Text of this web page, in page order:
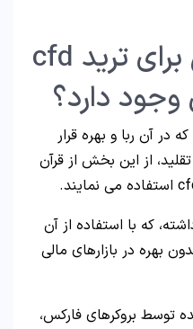
چه راه حلی برای ترید cfd
دارد؟
در آن ربا و بهره قرار
از این بخش از قرآن
که با استفاده از آن
بهره در بازارهای مالی
توسط بروکرهای فارکس،